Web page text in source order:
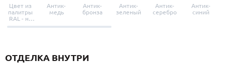
Цвет из
палитры
RAL - на
выбор
Антик-
медь
Антик-
бронза
Антик-
зеленый
Антик-
серебро
Антик-
синий
ОТДЕЛКА ВНУТРИ